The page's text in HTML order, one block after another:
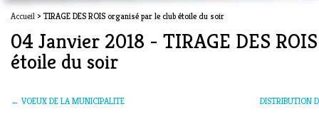
Accueil > TIRAGE DES ROIS organisé par le club étoile du soir
04 Janvier 2018 - TIRAGE DES
étoile du soir
← VOEUX DE LA MUNICIPALITE DISTRIBUTION